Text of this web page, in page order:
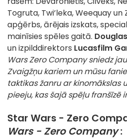
Togruta, Twi’leka, Weequay un
apģērbs, ārējais izskats,
mainīsies spēles gaitā.
un izpilddirektors Lucasfilm
Wars Zero Company sniedz
Zvaigžņu kariem un mūsu
taktikas žanru ar kinomākslas
pieeju, kas šajā spēļu franšīzē
Star Wars - Zero
Wars - Zero Company: